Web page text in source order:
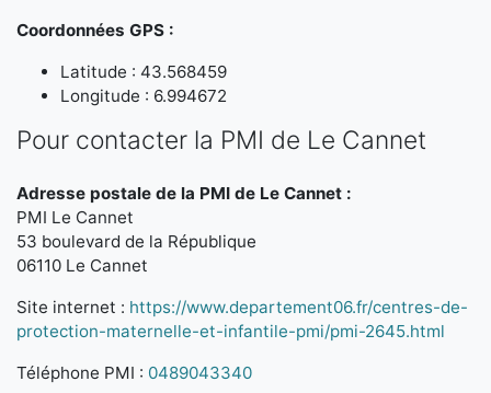
Coordonnées GPS :
Latitude : 43.568459
Longitude : 6.994672
Pour contacter la PMI de Le Cannet
Adresse postale de la PMI de Le Cannet :
PMI Le Cannet
53 boulevard de la République
06110 Le Cannet
Site internet : https://www.departement06.fr/centres-de-
protection-maternelle-et-infantile-pmi/pmi-2645.html
Téléphone PMI : 0489043340